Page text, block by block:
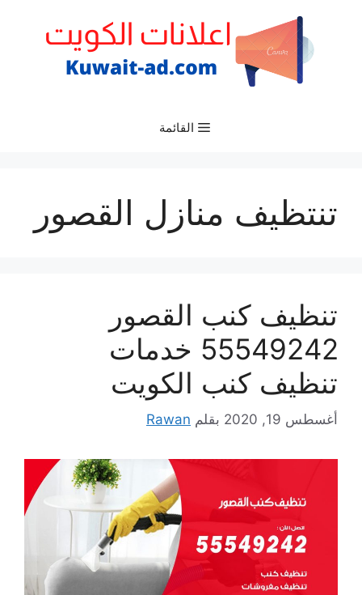
القائمة
تنتظيف منازل القصور
تنظيف كنب القصور
55549242 خدمات
تنظيف كنب الكويت
أغسطس 19, 2020 بقلم Rawan